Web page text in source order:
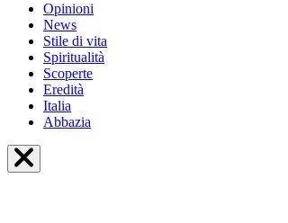
Opinioni
News
Stile di vita
Spiritualità
Scoperte
Eredità
Italia
Abbazia